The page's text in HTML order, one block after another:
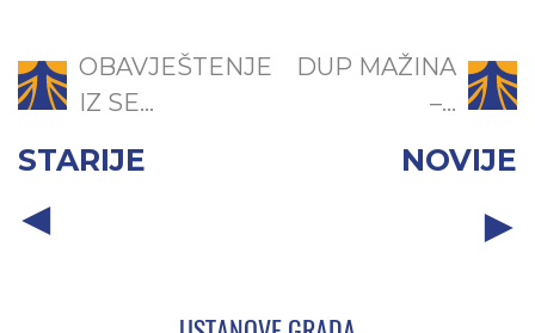
OBAVJEŠTENJE
IZ SE...
STARIJE
DUP MAŽINA
–...
NOVIJE